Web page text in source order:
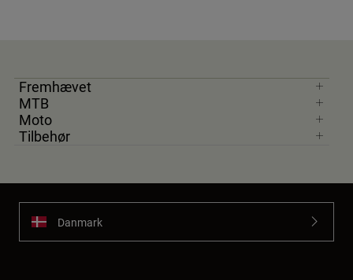
Fremhævet
MTB
Moto
Tilbehør
Danmark